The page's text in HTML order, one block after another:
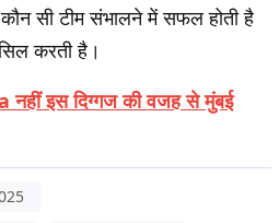
सी टीम संभालने में सफल होती है
करती है।
इस दिग्गज की वजह से मुंबई